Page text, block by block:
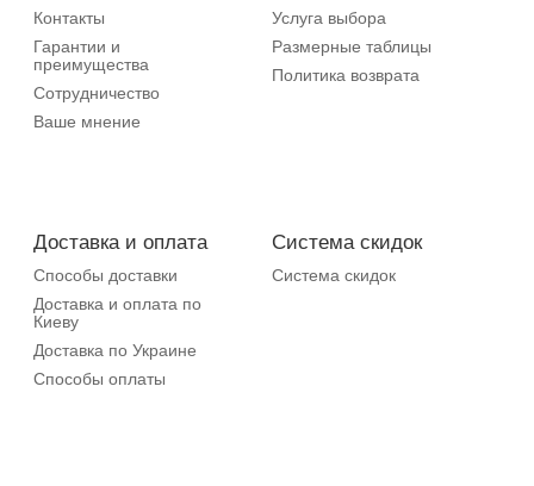
Контакты
Гарантии и
преимущества
Сотрудничество
Ваше мнение
Услуга выбора
Размерные таблицы
Политика возврата
Доставка и оплата
Способы доставки
Доставка и оплата по
Киеву
Доставка по Украине
Способы оплаты
Система скидок
Система скидок